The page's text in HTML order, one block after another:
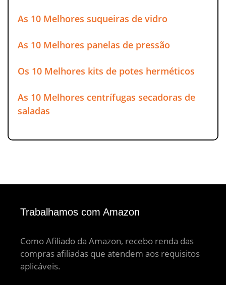
As 10 Melhores suqueiras de vidro
As 10 Melhores panelas de pressão
Os 10 Melhores kits de potes herméticos
As 10 Melhores centrífugas secadoras de
saladas
Trabalhamos com Amazon
Como Afiliado da Amazon, recebo renda das
compras afiliadas que atendem aos requisitos
aplicáveis.